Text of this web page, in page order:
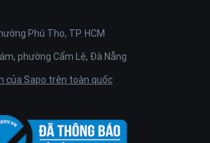
Phú Thọ, TP. HCM
phường Cẩm Lệ, Đà Nẵng
của Sapo trên toàn quốc